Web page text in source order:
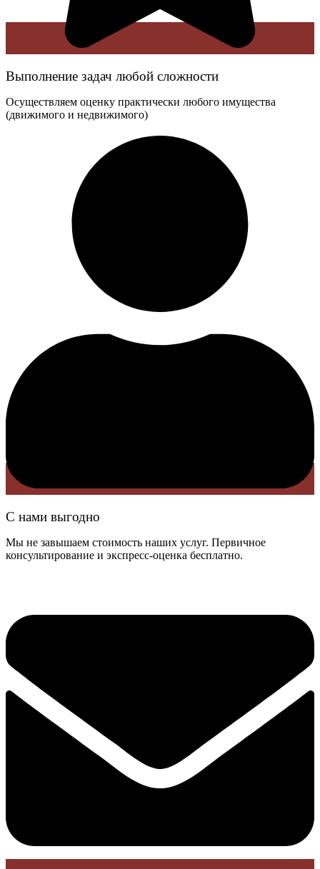
Выполнение задач любой сложности
Осуществляем оценку практически любого имущества
(движимого и недвижимого)
С нами выгодно
Мы не завышаем стоимость наших услуг. Первичное
консультирование и экспресс-оценка бесплатно.